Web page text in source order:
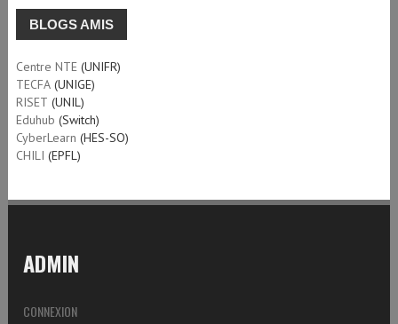
BLOGS AMIS
Centre NTE(UNIFR)
TECFA(UNIGE)
RISET (UNIL)
Eduhub (Switch)
CyberLearn (HES-SO)
CHILI (EPFL)
ADMIN
CONNEXION